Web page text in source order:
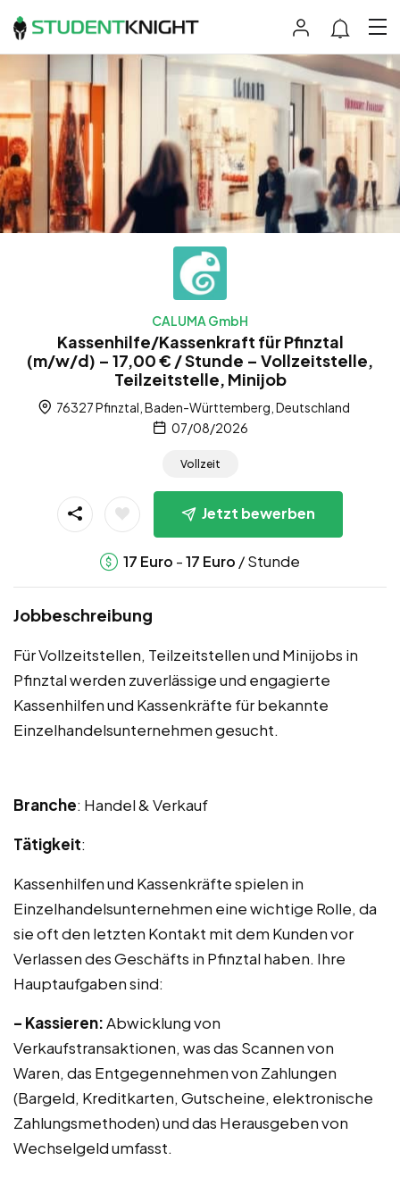
CALUMA GmbH
Kassenhilfe/Kassenkraft für Pfinztal
(m/w/d) – 17,00 € / Stunde – Vollzeitstelle,
Teilzeitstelle, Minijob
76327 Pfinztal, Baden-Württemberg, Deutschland
07/08/2026
Vollzeit
Jetzt bewerben
17 Euro -17 Euro / Stunde
Jobbeschreibung
Für Vollzeitstellen, Teilzeitstellen und Minijobs in
Pfinztal werden zuverlässige und engagierte
Kassenhilfen und Kassenkräfte für bekannte
Einzelhandelsunternehmen gesucht.
Branche: Handel & Verkauf
Tätigkeit:
Kassenhilfen und Kassenkräfte spielen in
Einzelhandelsunternehmen eine wichtige Rolle, da
sie oft den letzten Kontakt mit dem Kunden vor
Verlassen des Geschäfts in Pfinztal haben. Ihre
Hauptaufgaben sind:
– Kassieren:Abwicklung von
Verkaufstransaktionen, was das Scannen von
Waren, das Entgegennehmen von Zahlungen
(Bargeld, Kreditkarten, Gutscheine, elektronische
Zahlungsmethoden) und das Herausgeben von
Wechselgeld umfasst.